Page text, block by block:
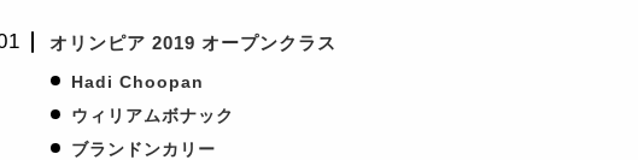
オリンピア 2019 オープンクラス
Hadi Choopan
ウィリアムボナック
ブランドンカリー